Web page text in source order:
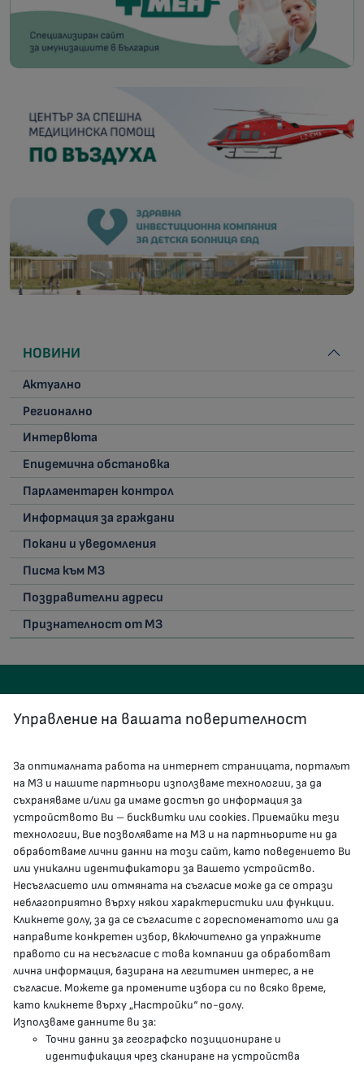
НОВИНИ
Актуално
Регионално
Интервюта
Епидемична обстановка
Парламентарен контрол
Информация за граждани
Покани и уведомления
Писма към МЗ
Поздравителни адреси
Признателност от МЗ
КОНТАКТИ
гр.София, 1000, пл. „Света Неделя“ №5
delovodstvo@mh.government.bg
presscenter@mh.government.bg
МЗ В СОЦИАЛНИТЕ МРЕЖИ
Facebook страница
Instragram профил
YouTube канал
Управление на вашата поверителност
За оптималната работа на интернет страницата, порталът
на МЗ и нашите партньори използваме технологии, за да
съхраняваме и/или да имаме достъп до информация за
устройството Ви – бисквитки или cookies. Приемайки тези
технологии, Вие позволявате на МЗ и на партньорите ни да
обработваме лични данни на този сайт, като поведението Ви
или уникални идентификатори за Вашето устройство.
Несъгласието или отмяната на съгласие може да се отрази
неблагоприятно върху някои характеристики или функции.
Кликнете долу, за да се съгласите с гореспоменатото или да
направите конкретен избор, включително да упражните
правото си на несъгласие с това компании да обработват
лична информация, базирана на легитимен интерес, а не
съгласие. Можете да промените избора си по всяко време,
като кликнете върху „Настройки“ по-долу.
Използваме данните ви за:
Точни данни за географско позициониране и
идентификация чрез сканиране на устройства